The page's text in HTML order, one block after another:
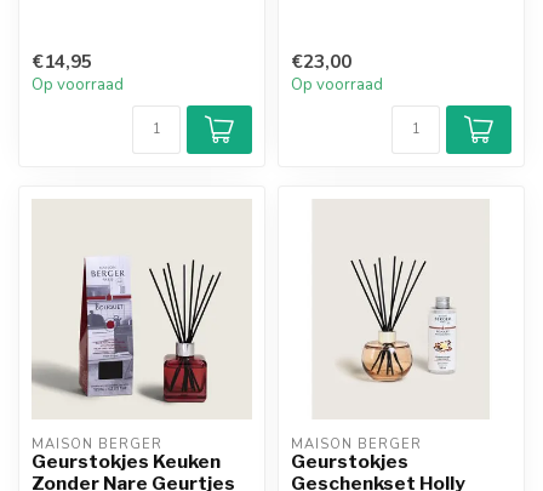
€14,95
Op voorraad
€23,00
Op voorraad
MAISON BERGER
Geurstokjes Keuken
Zonder Nare Geurtjes
MAISON BERGER
Geurstokjes
Geschenkset Holly